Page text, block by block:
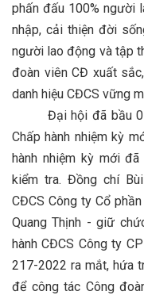
phấn đấu 100% người
nhập, cải thiện đời
người lao động và tập
đoàn viên CĐ xuất
danh hiệu CĐCS vững
Đại hội đã bầu 07
Chấp hành nhiệm kỳ
hành nhiệm kỳ mới
kiểm tra. Đồng chí
CĐCS Công ty Cổ
Quang Thịnh - giữ
hành CĐCS Công ty
217-2022 ra mắt, hứa
để công tác Công